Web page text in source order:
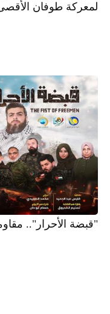
لمعركة طوفان
"قبضة الأحرار"..